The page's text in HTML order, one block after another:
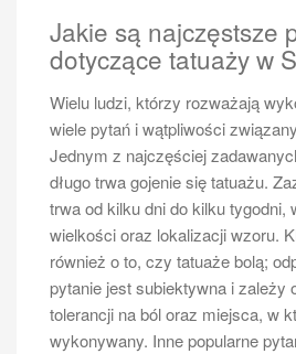
Jakie są najczęstsze
dotyczące tatuaży w
Wielu ludzi, którzy rozważają
wiele pytań i wątpliwości
Jednym z najczęściej
długo trwa gojenie się tatuażu.
trwa od kilku dni do kilku tygodni,
wielkości oraz lokalizacji wzoru.
również o to, czy tatuaże bolą;
pytanie jest subiektywna i zależy
tolerancji na ból oraz miejsca, w
wykonywany. Inne popularne